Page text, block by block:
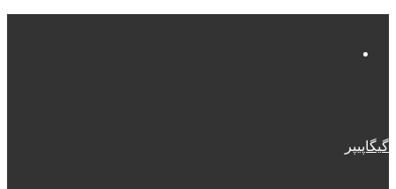
گیگاپیپر